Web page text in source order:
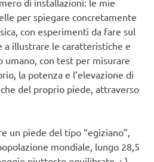
per spiegare concretamente
con esperimenti da fare sul
a illustrare le caratteristiche e
umano, con test per misurare
la potenza e l’elevazione di
del proprio piede, attraverso
un piede del tipo “egiziano”,
mondiale, lungo 28,5